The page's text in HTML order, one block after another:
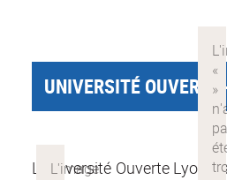
UNIVERSITÉ OUVERTE
L'Université Ouverte Lyon